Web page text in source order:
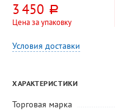
3 450 руб.
Цена за упаковку
Условия доставки
ХАРАКТЕРИСТИКИ
Торговая марка